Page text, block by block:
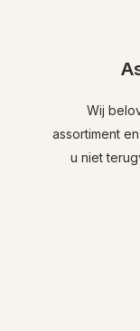
Wij
assortiment
u niet